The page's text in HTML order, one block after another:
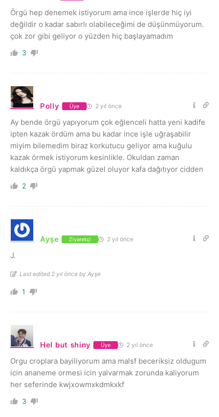
Örgü hep denemek istiyorum ama ince işlerde hiç iyi
değildir o kadar sabırlı olabileceğimi de düşünmüyorum.
çok zor gibi geliyor o yüzden hiç başlayamadım
3
Polly Üye 2 yıl önce
Ay bende örgü yapıyorum çok eğlenceli hatta yeni kadife
ipten kazak ördüm ama bu kadar ince işle uğraşabilir
miyim bilemedim biraz korkutucu geliyor ama kuğulu
kazak örmek istiyorum kesinlikle. Okuldan zaman
kaldıkça örgü yapmak güzel oluyor kafa dağıtıyor cidden
2
Ayşe Ziyaretçi 2 yıl önce
J.
Last edited 2 yıl önce by Ayşe
1
Hel but shiny Üye 2 yıl önce
Orgu croplara bayiliyorum ama malsf beceriksiz oldugum
icin ananeme ormesi icin yalvarmak zorunda kaliyorum
her seferinde kwjxowmxkdmkxkf
3